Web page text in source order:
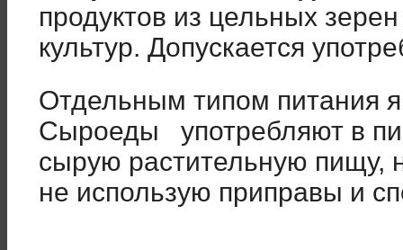
продуктов из цельных
культур. Допускается
Отдельным типом питания
Сыроеды употребляют в
сырую растительную пищу,
не использую приправы и